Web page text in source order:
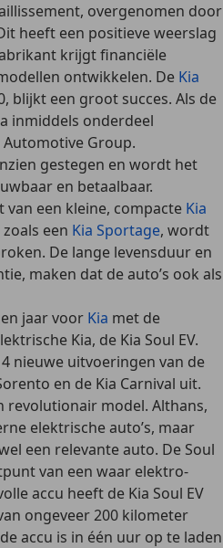
overgenomen door
heeft een positieve weerslag
krijgt financiële
ontwikkelen. De Kia
blijkt een groot succes. Als de
inmiddels onderdeel
Group.
gestegen en wordt het
en betaalbaar.
van een kleine, compacte Kia
zoals een Kia Sportage, wordt
De lange levensduur en
maken dat de auto’s ook als
jaar voor Kia met de
Kia, de Kia Soul EV.
nieuwe uitvoeringen van de
en de Kia Carnival uit.
revolutionair model. Althans,
elektrische auto’s, maar
een relevante auto. De Soul
van een waar elektro-
accu heeft de Kia Soul EV
ongeveer 200 kilometer
accu is in één uur op te laden